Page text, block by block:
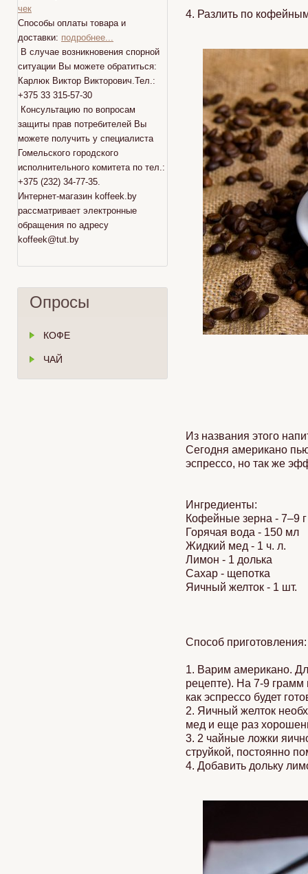
чек
Способы оплаты товара и
доставки: подробнее...
В случае возникновения спорной
ситуации Вы можете обратиться:
Карлюк Виктор Викторович.Тел.:
+375 33 315-57-30
Консультацию по вопросам
защиты прав потребителей Вы
можете получить у специалиста
Гомельского городского
исполнительного комитета по тел.:
+375 (232) 34-77-35.
Интернет-магазин koffeek.by
рассматривает электронные
обращения по адресу
koffeek@tut.by
Опросы
КОФЕ
ЧАЙ
4. Разлить по
Из названия этого
Сегодня американо
эспрессо, но так же
Ингредиенты:
Кофейные зерна - 7–9 г
Горячая вода - 150 мл
Жидкий мед - 1 ч. л.
Лимон - 1 долька
Сахар - щепотка
Яичный желток - 1 шт.
Способ приготовления:
1. Варим американо.
рецепте). На 7-9 грамм
как эспрессо будет
2. Яичный желток
мед и еще раз
3. 2 чайные ложки
струйкой, постоянно
4. Добавить дольку